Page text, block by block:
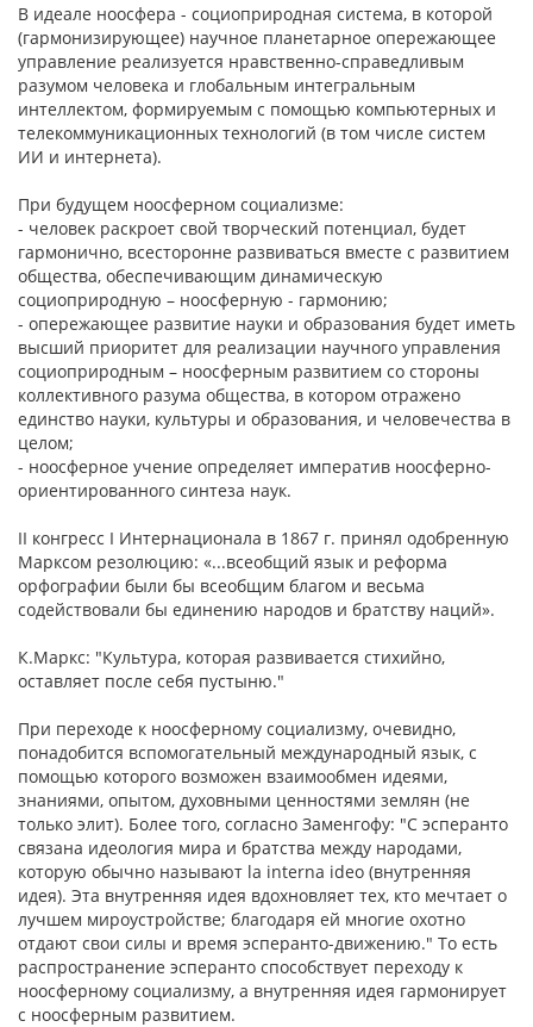
В идеале ноосфера - социоприродная система, в которой
(гармонизирующее) научное планетарное опережающее
управление реализуется нравственно-справедливым
разумом человека и глобальным интегральным
интеллектом, формируемым с помощью компьютерных и
телекоммуникационных технологий (в том числе систем
ИИ и интернета).
При будущем ноосферном социализме:
- человек раскроет свой творческий потенциал, будет
гармонично, всесторонне развиваться вместе с развитием
общества, обеспечивающим динамическую
социоприродную – ноосферную - гармонию;
- опережающее развитие науки и образования будет иметь
высший приоритет для реализации научного управления
социоприродным – ноосферным развитием со стороны
коллективного разума общества, в котором отражено
единство науки, культуры и образования, и человечества в
целом;
- ноосферное учение определяет императив ноосферно-
ориентированного синтеза наук.
II конгресс I Интернационала в 1867 г. принял одобренную
Марксом резолюцию: «...всеобщий язык и реформа
орфографии были бы всеобщим благом и весьма
содействовали бы единению народов и братству наций».
К.Маркс: "Культура, которая развивается стихийно,
оставляет после себя пустыню."
При переходе к ноосферному социализму, очевидно,
понадобится вспомогательный международный язык, с
помощью которого возможен взаимообмен идеями,
знаниями, опытом, духовными ценностями землян (не
только элит). Более того, согласно Заменгофу: "С эсперанто
связана идеология мира и братства между народами,
которую обычно называют la interna ideo (внутренняя
идея). Эта внутренняя идея вдохновляет тех, кто мечтает о
лучшем мироустройстве; благодаря ей многие охотно
отдают свои силы и время эсперанто-движению." То есть
распространение эсперанто способствует переходу к
ноосферному социализму, а внутренняя идея гармонирует
с ноосферным развитием.